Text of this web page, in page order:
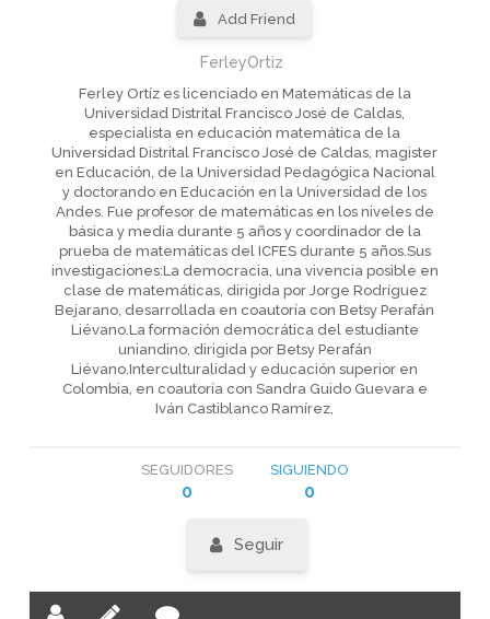
Add Friend
FerleyOrtiz
Ferley Ortíz es licenciado en Matemáticas de la
Universidad Distrital Francisco José de Caldas,
especialista en educación matemática de la
Universidad Distrital Francisco José de Caldas, magister
en Educación, de la Universidad Pedagógica Nacional
y doctorando en Educación en la Universidad de los
Andes. Fue profesor de matemáticas en los niveles de
básica y media durante 5 años y coordinador de la
prueba de matemáticas del ICFES durante 5 años.Sus
investigaciones:La democracia, una vivencia posible en
clase de matemáticas, dirigida por Jorge Rodríguez
Bejarano, desarrollada en coautoría con Betsy Perafán
Liévano.La formación democrática del estudiante
uniandino, dirigida por Betsy Perafán
Liévano.Interculturalidad y educación superior en
Colombia, en coautoría con Sandra Guido Guevara e
Iván Castiblanco Ramírez,
SEGUIDORES
0
SIGUIENDO
0
Seguir